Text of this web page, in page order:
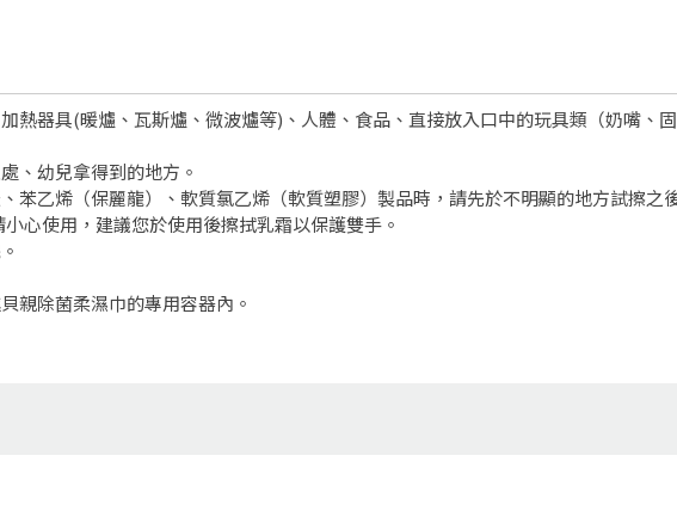
熱器具(暖爐、瓦斯爐、微波爐等)、人體、食品、直接放入口中的玩具類（奶嘴、
、幼兒拿得到的地方。
苯乙烯（保麗龍）、軟質氯乙烯（軟質塑膠）製品時，請先於不明顯的地方試擦之
心使用，建議您於使用後擦拭乳霜以保護雙手。
親除菌柔濕巾的專用容器內。